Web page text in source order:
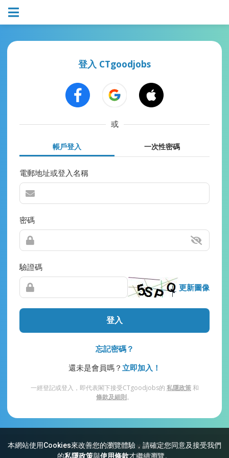
本網站使用Cookies來改善您的瀏覽體驗，請確定您同意及接受我們
的私隱政策與使用條款才繼續瀏覽。
登入 CTgoodjobs
或
帳戶登入 一次性密碼
電郵地址或登入名稱
密碼
驗證碼
更新圖像
登入
忘記密碼？
還未是會員嗎？ 立即加入！
一經登記或登入，即代表閣下接受CTgoodjobs的 私隱政策和
條款及細則。
網站索引 常見問題 私隱 條款及細則